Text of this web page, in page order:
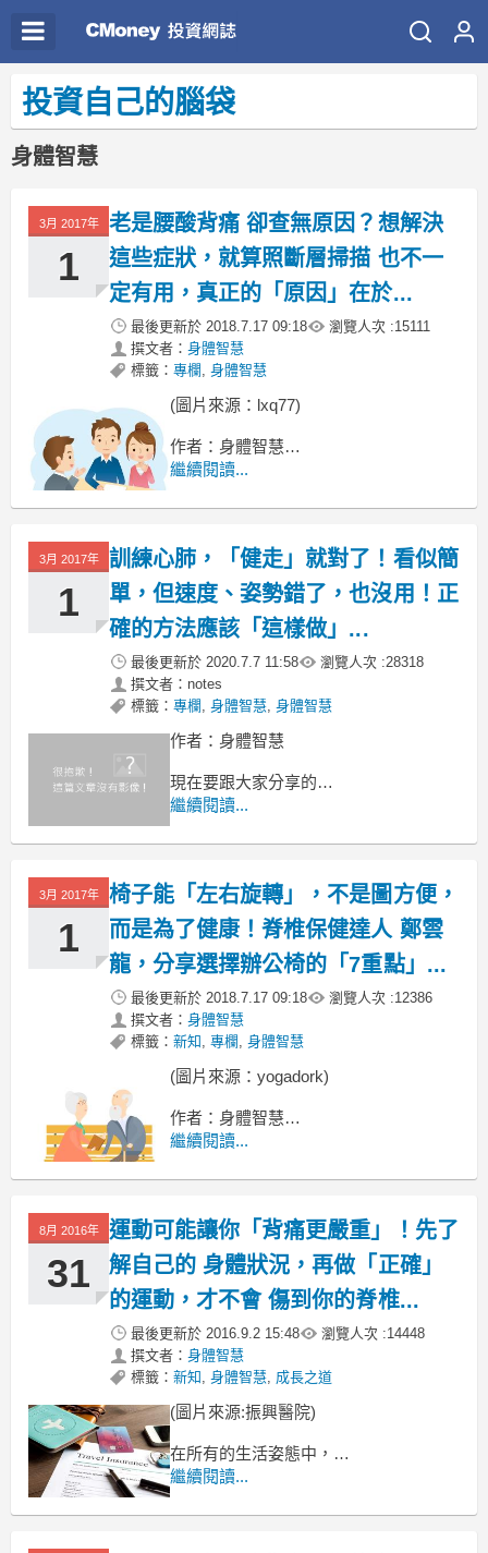
投資自己的腦袋
身體智慧
3月 2017年
1
老是腰酸背痛 卻查無原因？想解決
這些症狀，就算照斷層掃描 也不一
定有用，真正的「原因」在於...
最後更新於 2018.7.17 09:18 瀏覽人次 :15111
撰文者： 身體智慧
標籤： 專欄 , 身體智慧
(圖片來源：lxq77)
作者：身體智慧
一直困擾著大部分的民眾，
繼續閱讀...
3月 2017年
1
訓練心肺，「健走」就對了！看似簡
單，但速度、姿勢錯了，也沒用！正
確的方法應該「這樣做」...
最後更新於 2020.7.7 11:58 瀏覽人次 :28318
撰文者：notes
標籤： 專欄 , 身體智慧, 身體智慧
作者：身體智慧
現在要跟大家分享的，
是用健走的方式來進行
繼續閱讀...
3月 2017年
1
椅子能「左右旋轉」，不是圖方便，
而是為了健康！脊椎保健達人 鄭雲
龍，分享選擇辦公椅的「7重點」...
最後更新於 2018.7.17 09:18 瀏覽人次 :12386
撰文者： 身體智慧
標籤： 新知 , 專欄 , 身體智慧
(圖片來源：yogadork)
作者：身體智慧
如果每天要花超過 8個小時工作，
繼續閱讀...
8月 2016年
31
運動可能讓你「背痛更嚴重」！先了
解自己的 身體狀況，再做「正確」
的運動，才不會 傷到你的脊椎...
最後更新於 2016.9.2 15:48 瀏覽人次 :14448
撰文者： 身體智慧
標籤： 新知 , 身體智慧, 成長之道
(圖片來源:振興醫院)
在所有的生活姿態中，
脊椎的周圍就是一個核心，
所有的力量皆是來自於你的核心，
繼續閱讀...